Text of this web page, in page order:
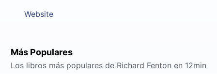
Website
Más Populares
Los libros más populares de Richard Fenton en 12min